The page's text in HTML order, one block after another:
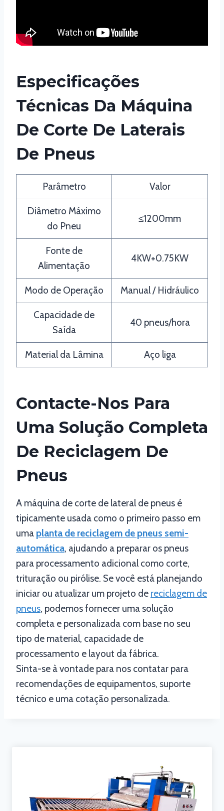
Especificações
Técnicas Da Máquina
De Corte De Laterais
De Pneus
Parâmetro Valor
Diâmetro Máximo
do Pneu
≤1200mm
Fonte de
Alimentação
4KW+0.75KW
Modo de Operação Manual / Hidráulico
Capacidade de
Saída
40 pneus/hora
Material da Lâmina Aço liga
Contacte-Nos Para
Uma Solução Completa
De Reciclagem De
Pneus
A máquina de corte de lateral de pneus é
tipicamente usada como o primeiro passo em
uma planta de reciclagem de pneus semi-
automática, ajudando a preparar os pneus
para processamento adicional como corte,
trituração ou pirólise. Se você está planejando
iniciar ou atualizar um projeto de reciclagem de
pneus, podemos fornecer uma solução
completa e personalizada com base no seu
tipo de material, capacidade de
processamento e layout da fábrica.
Sinta-se à vontade para nos contatar para
recomendações de equipamentos, suporte
técnico e uma cotação personalizada.